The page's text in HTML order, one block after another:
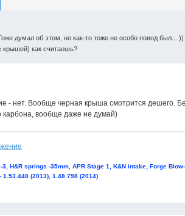
думал об этом, но как-то тоже не особо повод был...
крышей) как считаешь?
- нет. Вообще черная крыша смотрится дешего.
карбона, вообще даже не думай)
3, H&R springs -35mm, APR Stage 1, K&N intake, Forge
1.53.448 (2013), 1.48.798 (2014)